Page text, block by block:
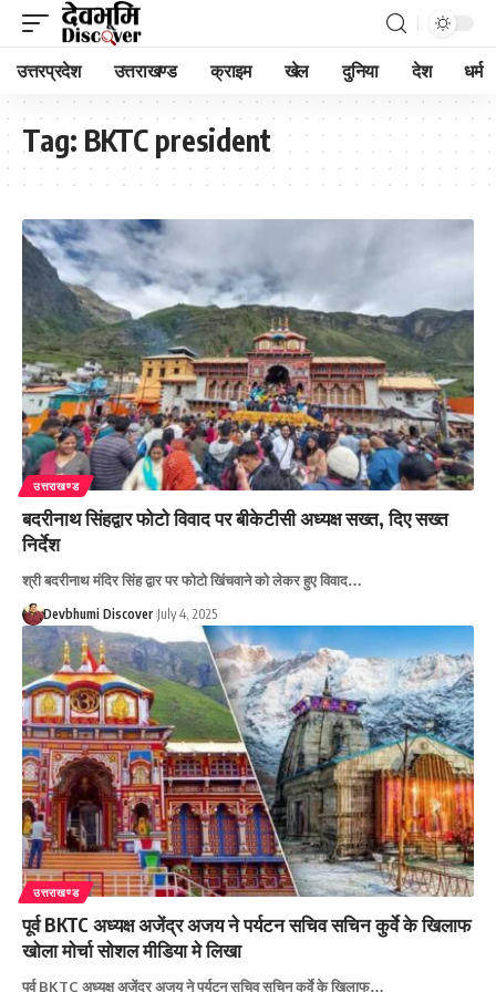
उत्तरप्रदेश उत्तराखण्ड क्राइम खेल दुनिया देश धर्म
Tag: BKTC president
उत्तराखण्ड
बदरीनाथ सिंहद्वार फोटो विवाद पर बीकेटीसी अध्यक्ष सख्त, दिए सख्त
निर्देश
श्री बदरीनाथ मंदिर सिंह द्वार पर फोटो खिंचवाने को लेकर हुए विवाद…
Devbhumi Discover July 4, 2025
उत्तराखण्ड
पूर्व BKTC अध्यक्ष अजेंद्र अजय ने पर्यटन सचिव सचिन कुर्वे के खिलाफ
खोला मोर्चा सोशल मीडिया मे लिखा
पूर्व BKTC अध्यक्ष अजेंद्र अजय ने पर्यटन सचिव सचिन कुर्वे के खिलाफ…